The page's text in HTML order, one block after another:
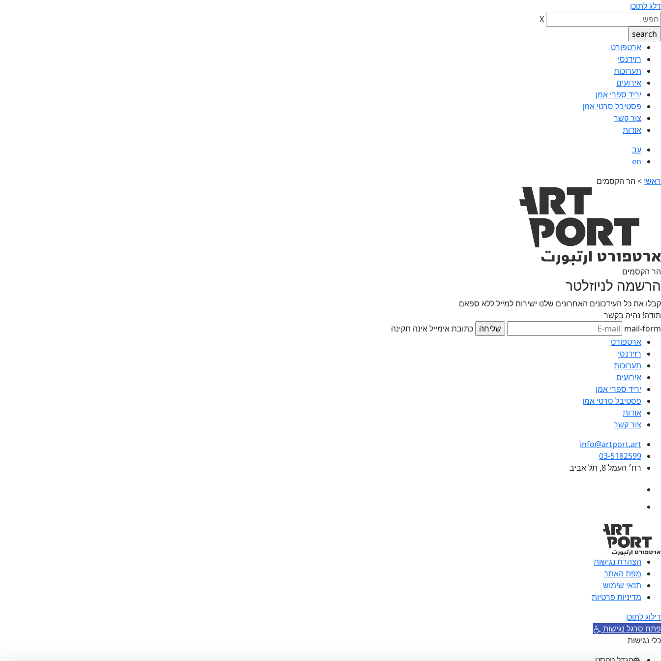
דלג לתוכן
X
ארטפורט
רזידנסי
תערוכות
אירועים
יריד ספרי אמן
פסטיבל סרטי אמן
צור קשר
אודות
עב
en
ראשי > הר הקסמים
הר הקסמים
הרשמה לניוזלטר
קבלו את כל העידכונים האחרונים שלנו ישירות למייל ללא ספאם
תודה! נהיה בקשר
mail-form
כתובת אימייל אינה תקינה
ארטפורט
רזידנסי
תערוכות
אירועים
יריד ספרי אמן
פסטיבל סרטי אמן
אודות
צור קשר
info@artport.art
03-5182599
רח׳ העמל 8, תל אביב
הצהרת נגישות
מפת האתר
תנאי שימוש
מדיניות פרטיות
דילוג לתוכן
פתח סרגל נגישות
כלי נגישות